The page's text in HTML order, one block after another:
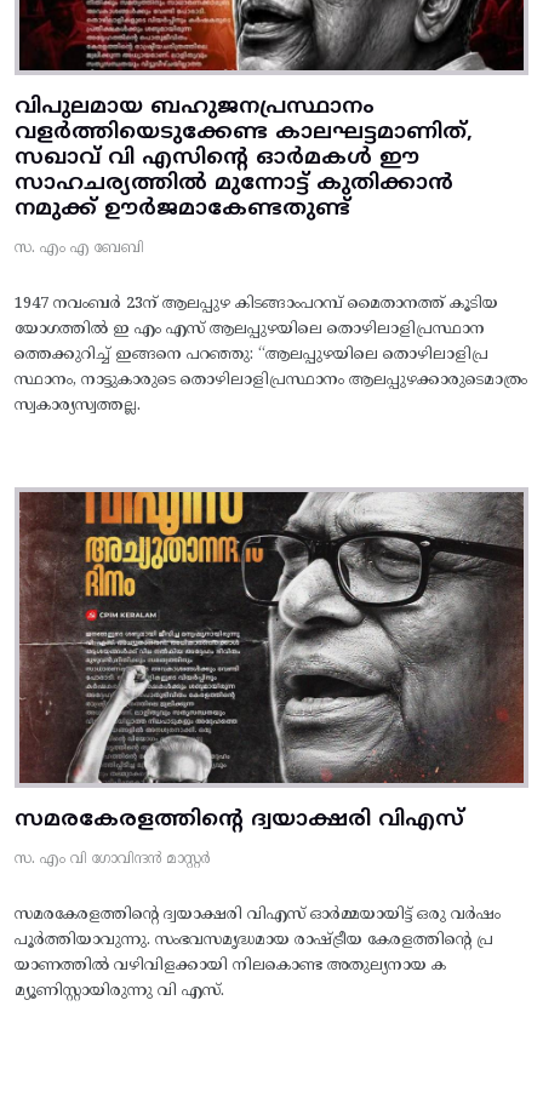
വിപുലമായ ബഹുജനപ്രസ്ഥാനം
വളർത്തിയെടുക്കേണ്ട കാലഘട്ടമാണിത്,
സഖാവ് വി എസിന്റെ ഓർമകൾ ഈ
സാഹചര്യത്തിൽ മുന്നോട്ട്‌ കുതിക്കാൻ
നമുക്ക് ഊർജമാകേണ്ടതുണ്ട്
സ. എം എ ബേബി
1947 നവംബർ 23ന് ആലപ്പുഴ കിടങ്ങാംപറമ്പ്‌ മൈതാനത്ത്‌ കൂടിയ
യോഗത്തിൽ ഇ എം എസ് ആലപ്പുഴയിലെ തൊഴിലാളിപ്രസ്ഥാന
ത്തെക്കുറിച്ച് ഇങ്ങനെ പറഞ്ഞു: “ആലപ്പുഴയിലെ തൊഴിലാളിപ്ര
സ്ഥാനം, നാട്ടുകാരുടെ തൊഴിലാളിപ്രസ്ഥാനം ആലപ്പുഴക്കാരുടെമാത്രം
സ്വകാര്യസ്വത്തല്ല.
സമരകേരളത്തിൻ്റെ ദ്വയാക്ഷരി വിഎസ്
സ. എം വി ഗോവിന്ദൻ മാസ്റ്റർ
സമരകേരളത്തിൻ്റെ ദ്വയാക്ഷരി വിഎസ് ഓർമ്മയായിട്ട് ഒരു വർഷം
പൂർത്തിയാവുന്നു. സംഭവസമൃദ്ധമായ രാഷ്ട്രീയ കേരളത്തിന്റെ പ്ര
യാണത്തിൽ വഴിവിളക്കായി നിലകൊണ്ട അതുല്യനായ ക
മ്യൂണിസ്റ്റായിരുന്നു വി എസ്.